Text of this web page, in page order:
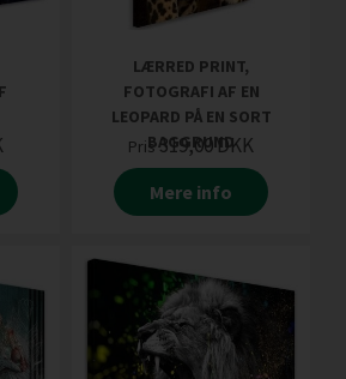
LÆRRED PRINT,
FOTOGRAFI AF EN
LEOPARD PÅ EN SORT
BAGGRUND
Pris319,00DKK
Mere info